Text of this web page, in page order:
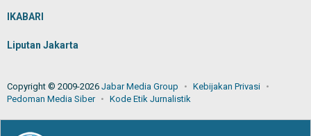
IKABARI
Liputan Jakarta
Copyright © 2009-2026 Jabar Media Group
Kebijakan Privasi
Pedoman Media Siber
Kode Etik Jurnalistik